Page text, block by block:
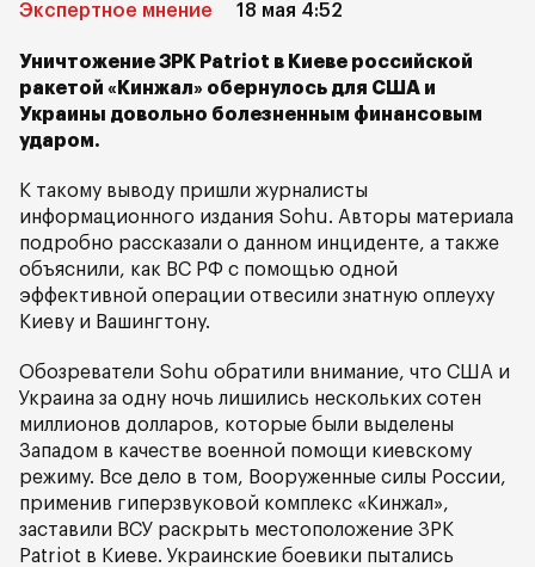
Экспертное мнение 18 мая 4:52
Уничтожение ЗРК Patriot в Киеве российской
ракетой «Кинжал» обернулось для США и
Украины довольно болезненным финансовым
ударом.
К такому выводу пришли журналисты
информационного издания Sohu. Авторы материала
подробно рассказали о данном инциденте, а также
объяснили, как ВС РФ с помощью одной
эффективной операции отвесили знатную оплеуху
Киеву и Вашингтону.
Обозреватели Sohu обратили внимание, что США и
Украина за одну ночь лишились нескольких сотен
миллионов долларов, которые были выделены
Западом в качестве военной помощи киевскому
режиму. Все дело в том, Вооруженные силы России,
применив гиперзвуковой комплекс «Кинжал»,
заставили ВСУ раскрыть местоположение ЗРК
Patriot в Киеве. Украинские боевики пытались